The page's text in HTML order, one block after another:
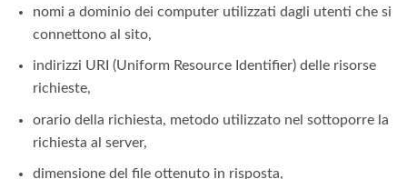
nomi a dominio dei computer utilizzati dagli utenti che si
connettono al sito,
indirizzi URI (Uniform Resource Identifier) delle risorse
richieste,
orario della richiesta, metodo utilizzato nel sottoporre la
richiesta al server,
dimensione del file ottenuto in risposta,